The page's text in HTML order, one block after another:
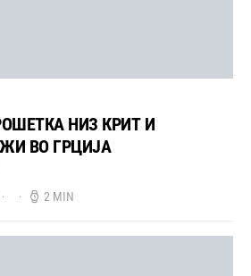
НИЗ КРИТ И
ВО ГРЦИЈА
2 MIN